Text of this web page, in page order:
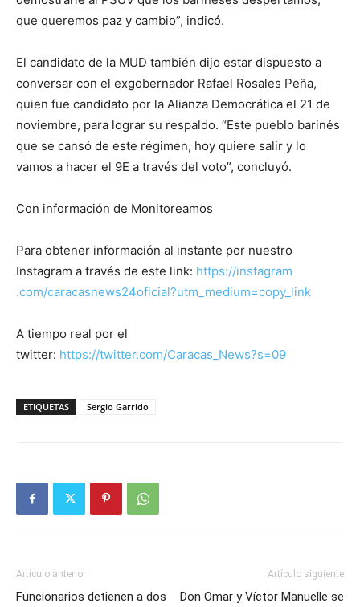
que queremos paz y cambio”, indicó.
El candidato de la MUD también dijo estar dispuesto a
conversar con el exgobernador Rafael Rosales Peña,
quien fue candidato por la Alianza Democrática el 21 de
noviembre, para lograr su respaldo. “Este pueblo barinés
que se cansó de este régimen, hoy quiere salir y lo
vamos a hacer el 9E a través del voto”, concluyó.
Con información de Monitoreamos
Para obtener información al instante por nuestro
Instagram a través de este link: https://instagram
.com/caracasnews24oficial?utm_medium=copy_link
A tiempo real por el
twitter: https://twitter.com/Caracas_News?s=09
ETIQUETAS Sergio Garrido
Artículo anterior
Funcionarios detienen a dos
Artículo siguiente
Don Omar y Víctor Manuelle se